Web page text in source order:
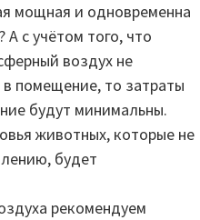
мощная и одновременна
с учётом того, что
воздух не
помещение, то затраты
будут минимальны.
животных, которые не
будет
рекомендуем